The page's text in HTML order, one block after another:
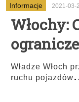
Informacje 2021-03-
Włochy:
Władze Włoch
ruchu pojazdów